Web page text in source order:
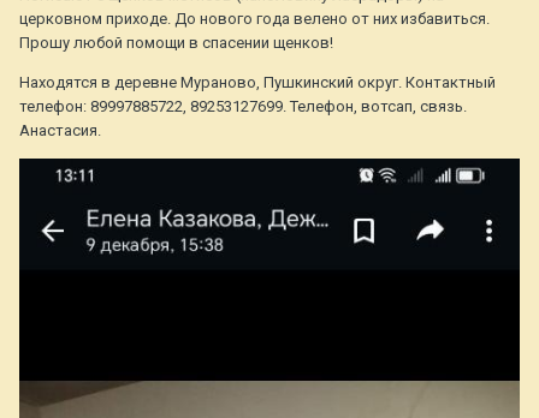
церковном приходе. До нового года велено от них избавиться.
Прошу любой помощи в спасении щенков!
Находятся в деревне Мураново, Пушкинский округ. Контактный
телефон: 89997885722, 89253127699. Телефон, вотсап, связь.
Анастасия.